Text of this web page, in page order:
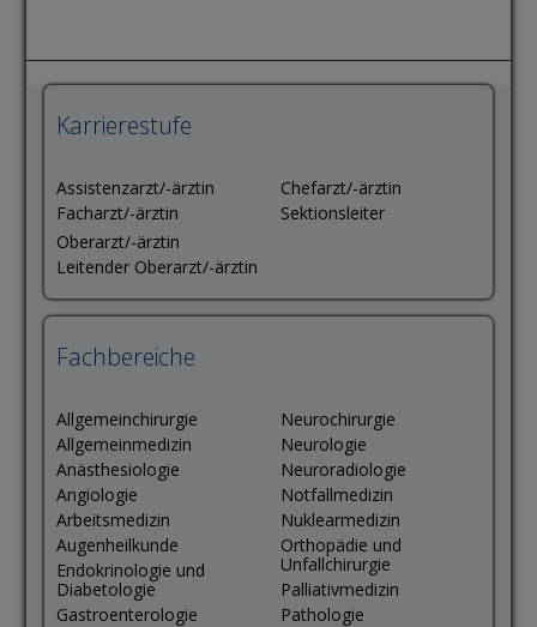
Karrierestufe
Assistenzarzt/-ärztin
Facharzt/-ärztin
Oberarzt/-ärztin
Leitender Oberarzt/-ärztin
Chefarzt/-ärztin
Sektionsleiter
Fachbereiche
Allgemeinchirurgie
Allgemeinmedizin
Anästhesiologie
Angiologie
Arbeitsmedizin
Augenheilkunde
Endokrinologie und
Diabetologie
Gastroenterologie
Neurochirurgie
Neurologie
Neuroradiologie
Notfallmedizin
Nuklearmedizin
Orthopädie und
Unfallchirurgie
Palliativmedizin
Pathologie